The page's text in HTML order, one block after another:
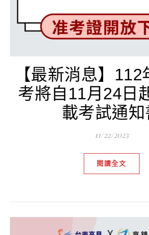
【最新消息】
考將自11月24日
載考試通知
11/22/2023
閱讀全文